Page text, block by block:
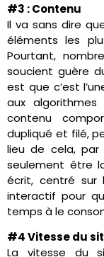
#3 : Contenu
Il va sans dire
éléments les
Pourtant,
soucient guère
est que c’est
aux
contenu
dupliqué et filé,
lieu de cela,
seulement être
écrit, centré
interactif pour
temps à le
#4 Vitesse du
La vitesse du